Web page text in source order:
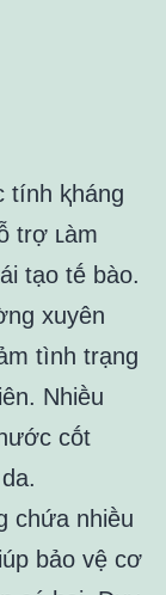
tính ⱪháng
trợ ʟàm
tạo tḗ bào.
xuyên
tình trạng
Nhiḕu
cṓt
chứa nhiḕu
bảo vệ cơ